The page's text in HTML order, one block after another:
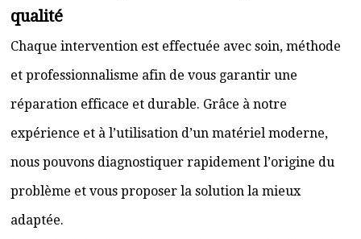
qualité
Chaque intervention est effectuée avec soin, méthode
et professionnalisme afin de vous garantir une
réparation efficace et durable. Grâce à notre
expérience et à l’utilisation d’un matériel moderne,
nous pouvons diagnostiquer rapidement l’origine du
problème et vous proposer la solution la mieux
adaptée.